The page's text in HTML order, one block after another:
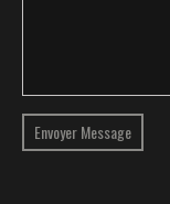
Envoyer Message